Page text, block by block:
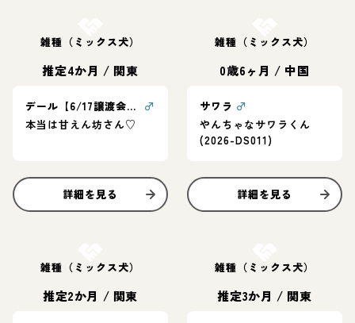
雑種（ミックス犬）
推定4か月 / 関東
デール【6/17譲渡会！】
♂
本当は甘えん坊さん♡
詳細を見る
雑種（ミックス犬）
0歳6ヶ月 / 中国
サワラ ♂
やんちゃなサワラくん
(2026-DS011)
詳細を見る
雑種（ミックス犬）
推定2か月 / 関東
雑種（ミックス犬）
推定3か月 / 関東